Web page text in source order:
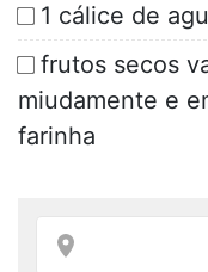
1 cálice de
frutos secos
miudamente e
farinha